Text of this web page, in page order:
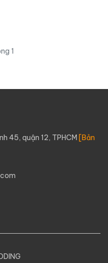
1
45, quận 12, TPHCM [Bản